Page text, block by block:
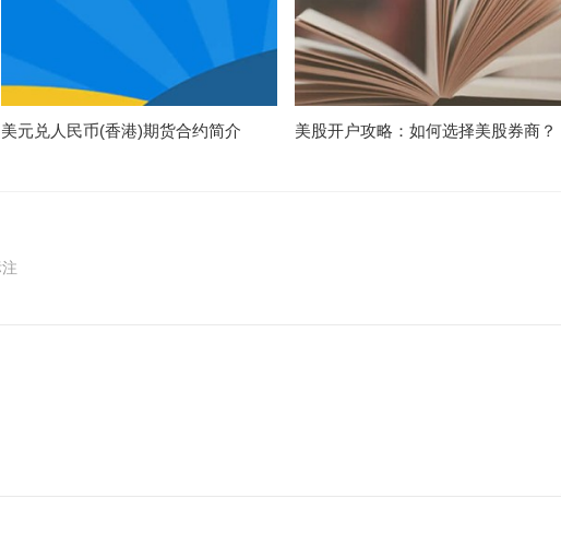
美元兑人民币(香港)期货合约简介 美股开户攻略：如何选择美股券商？